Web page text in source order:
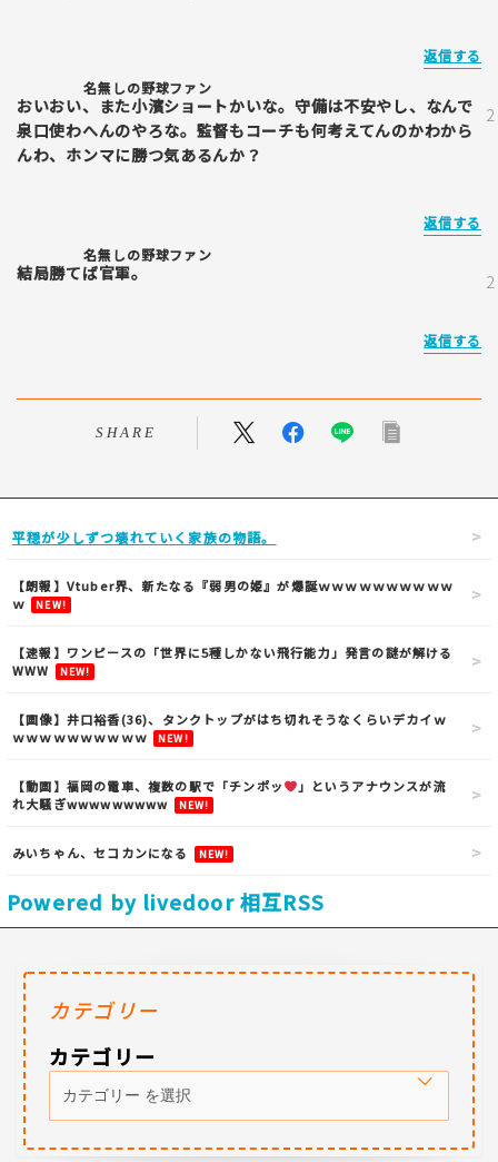
返信する
名無しの野球ファン
おいおい、また小濱ショートかいな。守備は不安やし、なんで
泉口使わへんのやろな。監督もコーチも何考えてんのかわから
んわ、ホンマに勝つ気あるんか？
返信する
名無しの野球ファン
結局勝てば官軍。
返信する
SHARE
平穏が少しずつ壊れていく家族の物語。
【朗報】Vtuber界、新たなる『弱男の姫』が爆誕ｗｗｗｗｗｗｗｗｗｗ
ｗ
NEW!
【速報】ワンピースの「世界に5種しかない飛行能力」発言の謎が解ける
WWW
NEW!
【画像】井口裕香(36)、タンクトップがはち切れそうなくらいデカイｗ
ｗｗｗｗｗｗｗｗｗｗ
NEW!
【動画】福岡の電車、複数の駅で「チンポッ
」というアナウンスが流
れ大騒ぎwwwwwwwww
NEW!
みいちゃん、セコカンになる NEW!
Powered by livedoor 相互RSS
カテゴリー
カテゴリー